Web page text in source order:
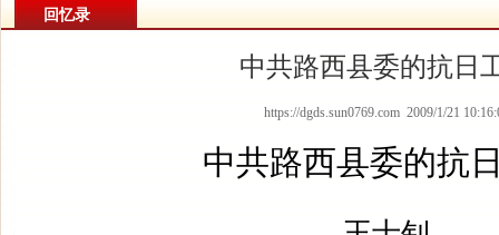
回忆录
中共路西县委的抗日
https://dgds.sun0769.com 2009/1/21
中共路西县委的抗